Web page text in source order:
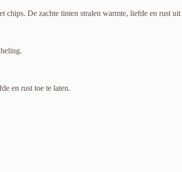
De zachte tinten stralen warmte, liefde en rust
en rust toe te laten.